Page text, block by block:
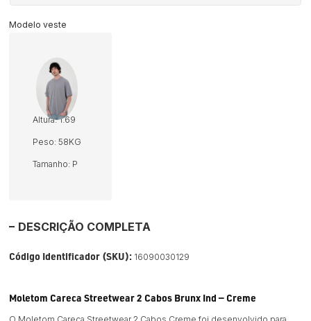
Modelo veste
Altura: 1.69
Peso: 58KG
Tamanho: P
DESCRIÇÃO COMPLETA
Código Identificador (SKU): 16090030129
Moletom Careca Streetwear 2 Cabos Brunx Ind — Creme